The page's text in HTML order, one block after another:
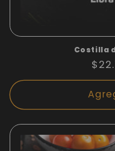
Costilla